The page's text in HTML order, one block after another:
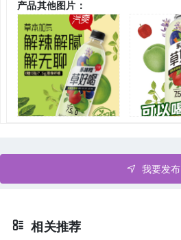
产品其他图片：
我要发布
相关推荐